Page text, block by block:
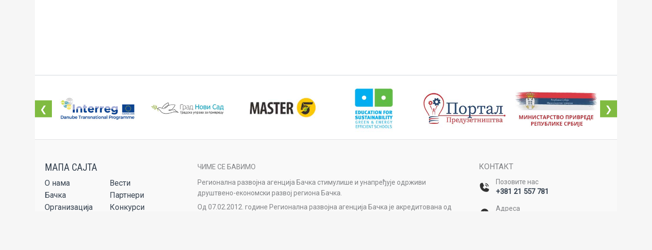
❮ ❯
О нама
Вести
Бачка
Партнери
Организација
Конкурси
ЧИМЕ СЕ БАВИМО
Регионална развојна агенција Бачка стимулише и унапређује одрживи
друштвено-економски развој региона Бачка.
Од 07.02.2012. године Регионална развојна агенција Бачка је акредитована од
КОНТАКТ
Позовите нас
+381 21 557 781
Адреса